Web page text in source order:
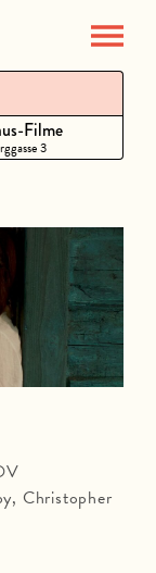
Filme
3
Christopher